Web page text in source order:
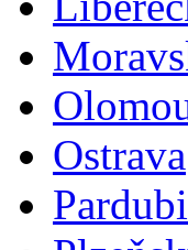
Ostrava